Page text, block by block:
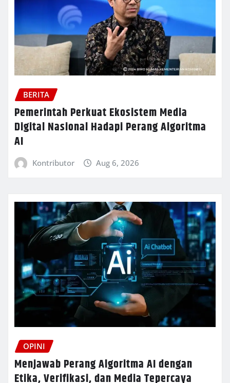
BERITA
Pemerintah Perkuat Ekosistem Media
Digital Nasional Hadapi Perang Algoritma
AI
Kontributor Aug 6, 2026
OPINI
Menjawab Perang Algoritma AI dengan
Etika, Verifikasi, dan Media Tepercaya